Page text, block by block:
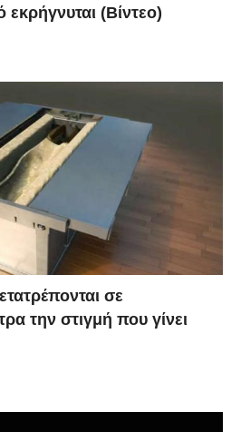
εκρήγνυται (Βίντεο)
σε
την στιγμή που γίνει